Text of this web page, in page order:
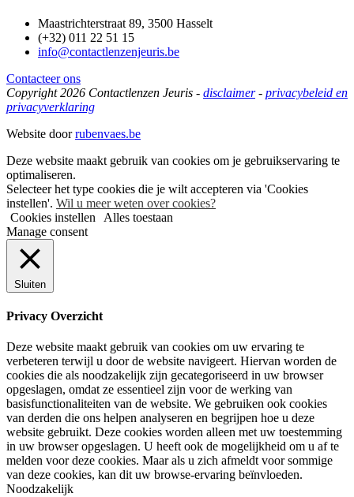
Maastrichterstraat 89, 3500 Hasselt
(+32) 011 22 51 15
info@contactlenzenjeuris.be
Contacteer ons
Copyright 2026 Contactlenzen Jeuris - disclaimer- privacybeleid en
privacyverklaring
Website doorrubenvaes.be
Deze website maakt gebruik van cookies om je gebruikservaring te
optimaliseren.
Selecteer het type cookies die je wilt accepteren via 'Cookies
instellen'. Wil u meer weten over cookies?
Cookies instellen
Alles toestaan
Manage consent
Sluiten
Privacy Overzicht
Deze website maakt gebruik van cookies om uw ervaring te
verbeteren terwijl u door de website navigeert. Hiervan worden de
cookies die als noodzakelijk zijn gecategoriseerd in uw browser
opgeslagen, omdat ze essentieel zijn voor de werking van
basisfunctionaliteiten van de website. We gebruiken ook cookies
van derden die ons helpen analyseren en begrijpen hoe u deze
website gebruikt. Deze cookies worden alleen met uw toestemming
in uw browser opgeslagen. U heeft ook de mogelijkheid om u af te
melden voor deze cookies. Maar als u zich afmeldt voor sommige
van deze cookies, kan dit uw browse-ervaring beïnvloeden.
Noodzakelijk